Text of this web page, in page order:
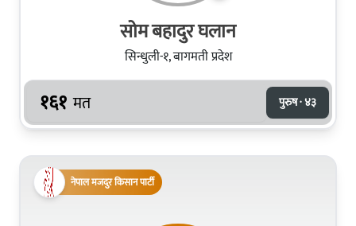
सोम बहादुर घलान
सिन्धुली-१, बागमती प्रदेश
१६१ मत पुरुष · ४३
नेपाल मजदुर किसान पार्टी